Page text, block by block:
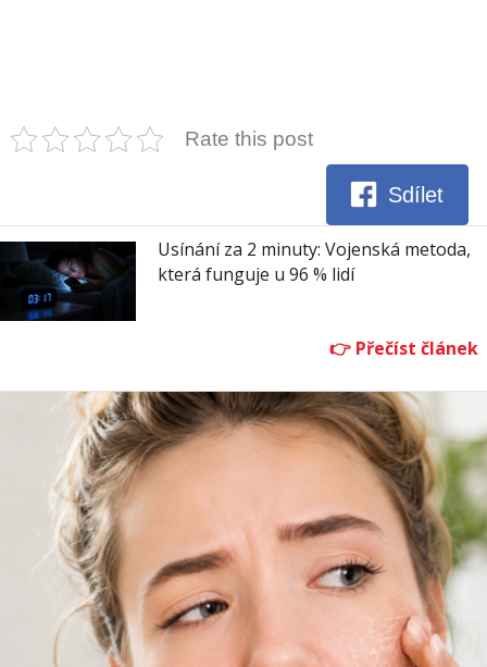
Rate this post
Sdílet
Usínání za 2 minuty: Vojenská metoda,
která funguje u 96 % lidí